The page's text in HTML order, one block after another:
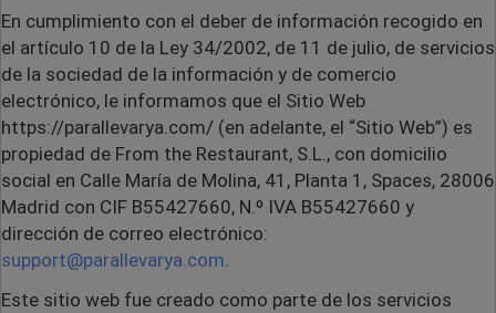
En cumplimiento con el deber de información recogido en
el artículo 10 de la Ley 34/2002, de 11 de julio, de servicios
de la sociedad de la información y de comercio
electrónico, le informamos que el Sitio Web
https://parallevarya.com/ (en adelante, el “Sitio Web”) es
propiedad de From the Restaurant, S.L., con domicilio
social en Calle María de Molina, 41, Planta 1, Spaces, 28006
Madrid con CIF B55427660, N.º IVA B55427660 y
dirección de correo electrónico:
support@parallevarya.com
Este sitio web fue creado como parte de los servicios